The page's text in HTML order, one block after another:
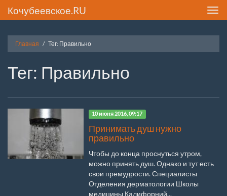
Кочубеевское.RU
Главная Тег: Правильно
Тег: Правильно
10 июня 2016, 09:17
Принимать душ нужно
правильно
Чтобы до конца проснуться утром,
можно принять душ. Однако и тут есть
свои премудрости. Специалисты
Отделения дерматологии Школы
медицины Калифорний...